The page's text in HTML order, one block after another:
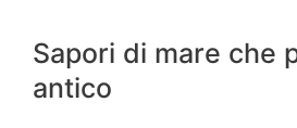
Sapori di mare che
antico